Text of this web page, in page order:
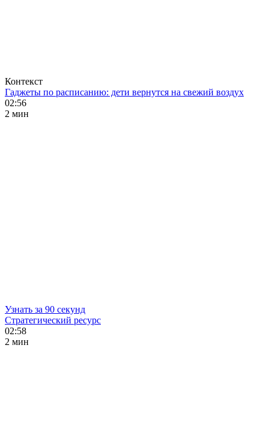
Контекст
Гаджеты по расписанию: дети вернутся на свежий воздух
02:56
2 мин
Узнать за 90 секунд
Стратегический ресурс
02:58
2 мин